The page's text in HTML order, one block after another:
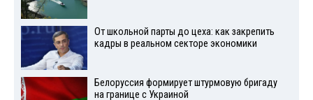
От школьной парты до цеха: как закрепить
кадры в реальном секторе экономики
Белоруссия формирует штурмовую бригаду
на границе с Украиной